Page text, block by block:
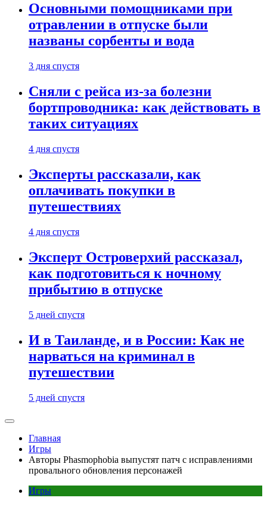
Основными помощниками при
отравлении в отпуске были
названы сорбенты и вода
3 дня спустя
Сняли с рейса из-за болезни
бортпроводника: как действовать в
таких ситуациях
4 дня спустя
Эксперты рассказали, как
оплачивать покупки в
путешествиях
4 дня спустя
Эксперт Островерхий рассказал,
как подготовиться к ночному
прибытию в отпуске
5 дней спустя
И в Таиланде, и в России: Как не
нарваться на криминал в
путешествии
5 дней спустя
Главная
Игры
Авторы Phasmophobia выпустят патч с исправлениями
провального обновления персонажей
Игры